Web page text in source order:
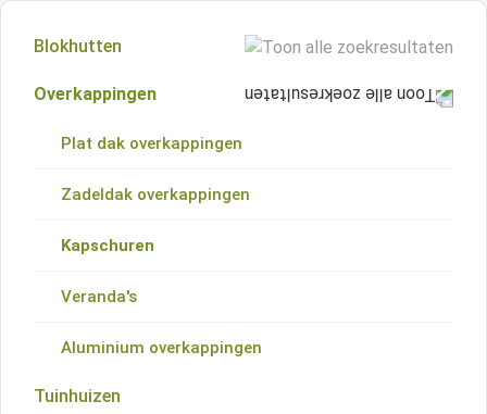
Blokhutten
Zadeldak blokhutten
Kapschuur blokhutten
Schilddak blokhutten
Wolfskap blokhutten
Platdak blokhutten
Meerhoekigdak blokhutten
Lessenaarsdak blokhutten
Overkappingen
Plat dak overkappingen
Zadeldak overkappingen
Kapschuren
Veranda's
Aluminium overkappingen
Tuinhuizen